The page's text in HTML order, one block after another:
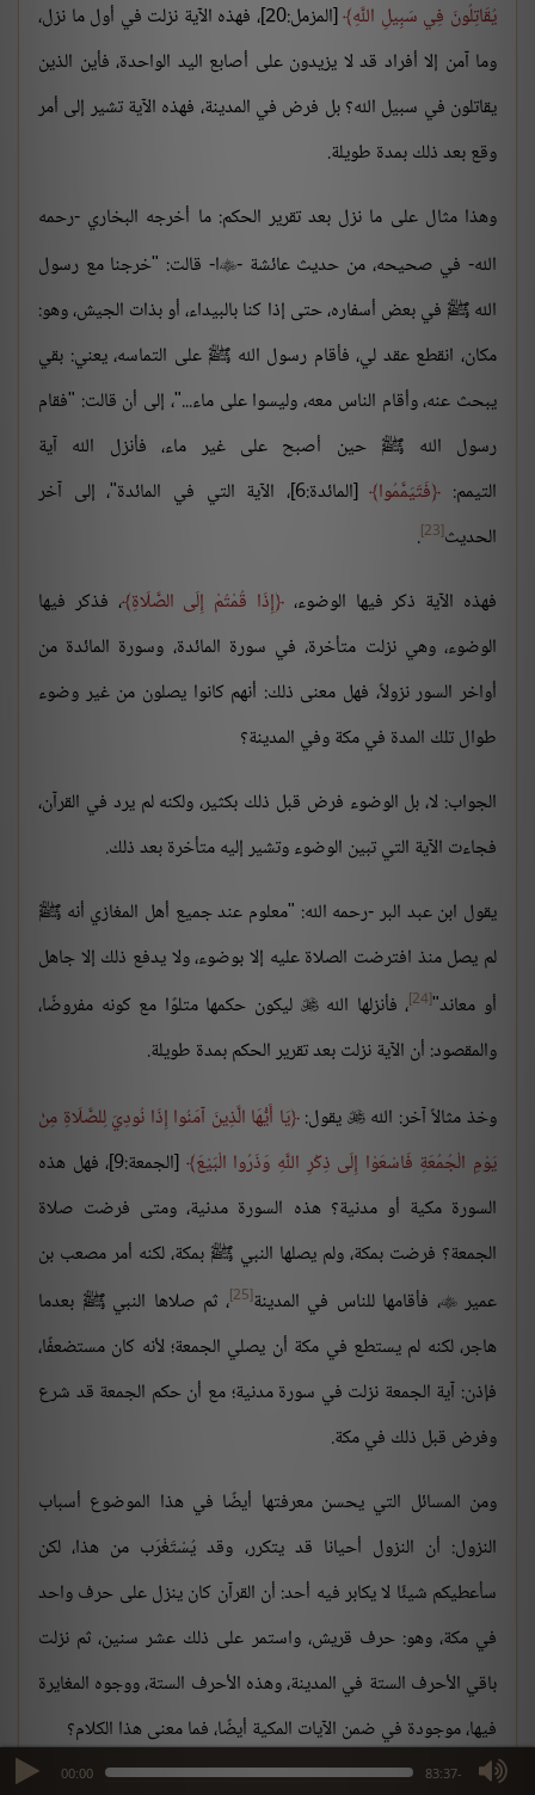
00:00 -83:37
max volume
يُقَاتِلُونَ فِي سَبِيلِ اللَّهِ
[المزمل:20]، فهذه الآية نزلت في أول ما نزل،
وما آمن إلا أفراد قد لا يزيدون على أصابع اليد الواحدة، فأين الذين
يقاتلون في سبيل الله؟ بل فرض في المدينة، فهذه الآية تشير إلى أمر
وقع بعد ذلك بمدة طويلة.
وهذا مثال على ما نزل بعد تقرير الحكم: ما أخرجه البخاري -رحمه
الله- في صحيحه، من حديث عائشة -ا- قالت: "خرجنا مع رسول
الله ﷺ في بعض أسفاره، حتى إذا كنا بالبيداء، أو بذات الجيش، وهو:
مكان، انقطع عقد لي، فأقام رسول الله ﷺ على التماسه، يعني: بقي
يبحث عنه، وأقام الناس معه، وليسوا على ماء..."، إلى أن قالت: "فقام
رسول الله ﷺ حين أصبح على غير ماء، فأنزل الله آية
التيمم:
فَتَيَمَّمُوا
[المائدة:6]، الآية التي في المائدة"، إلى آخر
الحديث[23]
.
فهذه الآية ذكر فيها الوضوء،
إِذَا قُمْتُمْ إِلَى الصَّلَاةِ ، فذكر فيها
الوضوء، وهي نزلت متأخرة، في سورة المائدة، وسورة المائدة من
أواخر السور نزولاً، فهل معنى ذلك: أنهم كانوا يصلون من غير وضوء
طوال تلك المدة في مكة وفي المدينة؟
الجواب: لا، بل الوضوء فرض قبل ذلك بكثير، ولكنه لم يرد في القرآن،
فجاءت الآية التي تبين الوضوء وتشير إليه متأخرة بعد ذلك.
يقول ابن عبد البر -رحمه الله: "معلوم عند جميع أهل المغازي أنه ﷺ
لم يصل منذ افترضت الصلاة عليه إلا بوضوء، ولا يدفع ذلك إلا جاهل
أو معاند"[24] ، فأنزلها الله ليكون حكمها متلوًا مع كونه مفروضًا،
والمقصود: أن الآية نزلت بعد تقرير الحكم بمدة طويلة.
وخذ مثالاً آخر: الله يقول: يَا أَيُّهَا الَّذِينَ آمَنُوا إِذَا نُودِيَ لِلصَّلَاةِ مِنْ
يَوْمِ الْجُمُعَةِ فَاسْعَوْا إِلَى ذِكْرِ اللَّهِ وَذَرُوا الْبَيْعَ
[الجمعة:9]، فهل هذه
السورة مكية أو مدنية؟ هذه السورة مدنية، ومتى فرضت صلاة
الجمعة؟ فرضت بمكة، ولم يصلها النبي ﷺ بمكة، لكنه أمر مصعب بن
عمير، فأقامها للناس في المدينة[25]
، ثم صلاها النبي ﷺ بعدما
هاجر، لكنه لم يستطع في مكة أن يصلي الجمعة؛ لأنه كان مستضعفًا،
فإذن: آية الجمعة نزلت في سورة مدنية؛ مع أن حكم الجمعة قد شرع
وفرض قبل ذلك في مكة.
ومن المسائل التي يحسن معرفتها أيضًا في هذا الموضوع أسباب
النزول: أن النزول أحيانا قد يتكرر، وقد يُسْتَغْرَب من هذا، لكن
سأعطيكم شيئًا لا يكابر فيه أحد: أن القرآن كان ينزل على حرف واحد
في مكة، وهو: حرف قريش، واستمر على ذلك عشر سنين، ثم نزلت
باقي الأحرف الستة في المدينة، وهذه الأحرف الستة، ووجوه المغايرة
فيها، موجودة في ضمن الآيات المكية أيضًا، فما معنى هذا الكلام؟